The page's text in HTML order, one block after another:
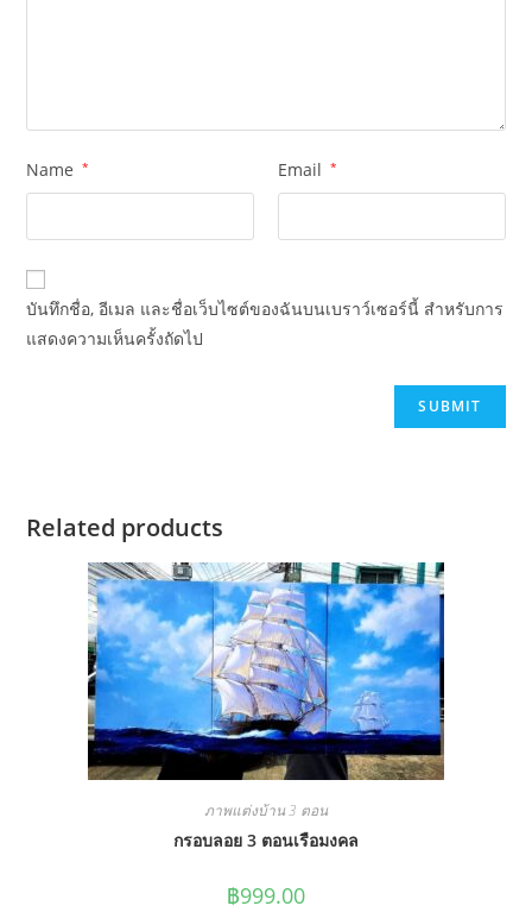
Name * Email *
บันทึกชื่อ, อีเมล และชื่อเว็บไซต์ของฉันบนเบราว์เซอร์นี้ สำหรับการ
แสดงความเห็นครั้งถัดไป
Related products
ภาพแต่งบ้าน 3 ตอน
กรอบลอย 3 ตอนเรือมงคล
฿999.00